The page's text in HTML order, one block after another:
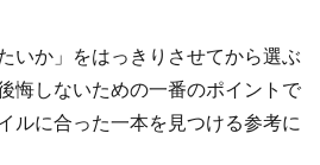
いか」をはっきりさせてから選ぶ
悔しないための一番のポイントで
ルに合った一本を見つける参考に